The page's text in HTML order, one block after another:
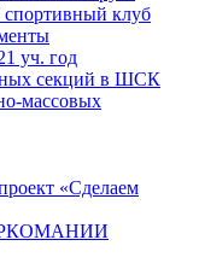
клуб
уч. год
секций в ШСК
массовых
«Сделаем